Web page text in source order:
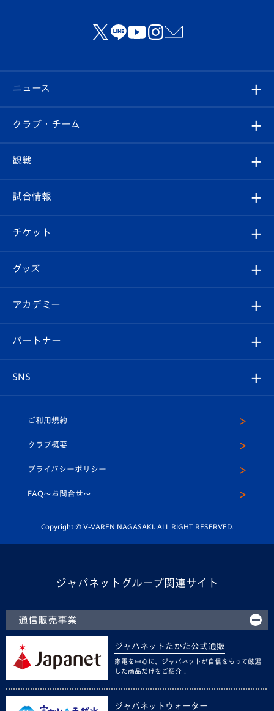
ニュース
すべて
クラブ
試合情報
チケット
イベント
メディア
ホームタウン
クラブ・チーム
クラブ概要
エンブレム紹介
スタッフプロフィール
マスコット紹介
平和祈念活動
ホームタウン活動
観戦
観戦ルール
はじめての観戦ガイド
Revive Team
ヴィヴィくんの長崎おもてなしガイド
試合情報
試合日程/結果
フォトギャラリー
スタジアムグルメ
チケット
チケット
V-LOVERS（ファンクラブ）
プレイヤーズスイート
グッズ
オンラインショップ
店舗情報
アカデミー
育成からのお知らせ
U-18
スクール
パートナー
SNS
ヴィヴィくんインスタグラム
公式LINE＠
ご利用規約
クラブ概要
プライバシーポリシー
FAQ〜お問合せ〜
Copyright © V-VAREN NAGASAKI. ALL RIGHT RESERVED.
ジャパネットグループ関連サイト
通信販売事業
ジャパネットたかた公式通販
家電を中心に、ジャパネットが自信をもって厳選
した商品だけをご紹介！
ジャパネットウォーター